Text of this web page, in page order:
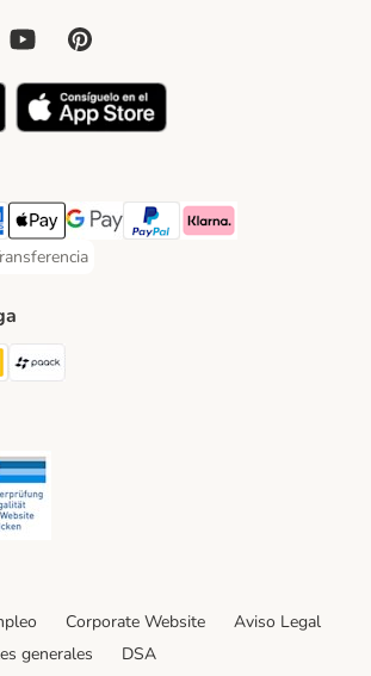
Method
Express Payment Method
Apple Pay Payment Method
Google Pay Payment Method
PayPal Payment Method
Klarna Payment Method
MethodPayment Method
Shipping Method
InPost Shipping Method
paack Shipping Method
Corporate Website
Aviso Legal
generales
DSA